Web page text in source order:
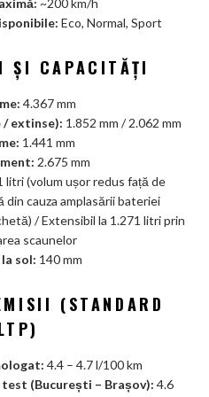
~200 km/h
Eco, Normal, Sport
ȘI CAPACITĂȚI
4.367 mm
/ extinse): 1.852 mm / 2.062 mm
1.441 mm
2.675 mm
litri (volum ușor redus față de
cauza amplasării bateriei
/ Extensibil la 1.271 litri prin
scaunelor
sol: 140 mm
(STANDARD
4.4 – 4.7 l/100 km
(București – Brașov): 4.6